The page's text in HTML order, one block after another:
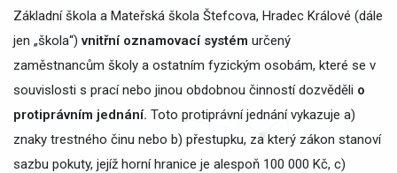
Základní škola a Mateřská škola Štefcova, Hradec Králové (dále
jen „škola“)vnitřní oznamovací systém určený
zaměstnancům školy a ostatním fyzickým osobám, které se v
souvislosti s prací nebo jinou obdobnou činností dozvěděli o
protiprávním jednání. Toto protiprávní jednání vykazuje a)
znaky trestného činu nebo b) přestupku, za který zákon stanoví
sazbu pokuty, jejíž horní hranice je alespoň 100 000 Kč, c)